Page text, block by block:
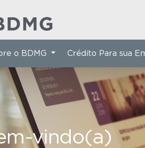
vindo(a)
o BDMG Crédito Para sua